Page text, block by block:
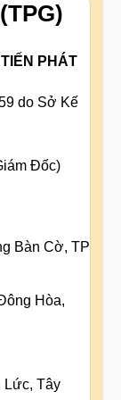
PHÁT
do Sở Kế
Đốc)
Bàn Cờ, TP
Hòa,
Lức, Tây